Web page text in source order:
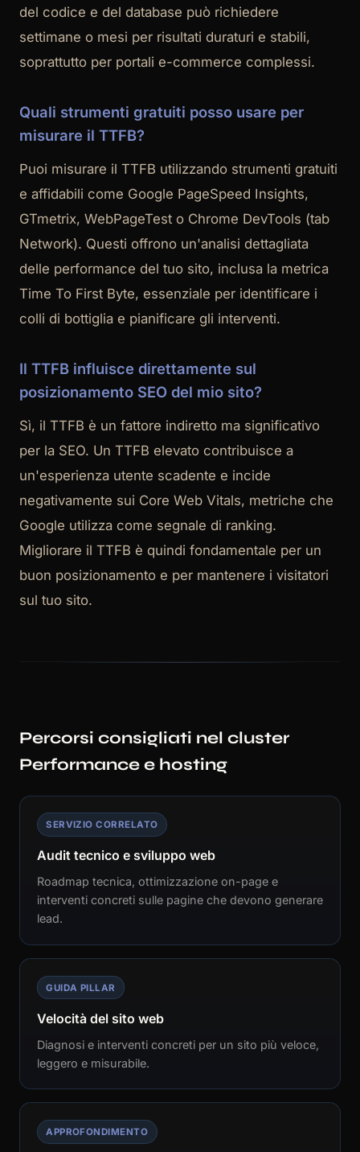
del codice e del database può richiedere
settimane o mesi per risultati duraturi e stabili,
soprattutto per portali e-commerce complessi.
Quali strumenti gratuiti posso usare per
misurare il TTFB?
Puoi misurare il TTFB utilizzando strumenti gratuiti
e affidabili come Google PageSpeed Insights,
GTmetrix, WebPageTest o Chrome DevTools (tab
Network). Questi offrono un'analisi dettagliata
delle performance del tuo sito, inclusa la metrica
Time To First Byte, essenziale per identificare i
colli di bottiglia e pianificare gli interventi.
Il TTFB influisce direttamente sul
posizionamento SEO del mio sito?
Sì, il TTFB è un fattore indiretto ma significativo
per la SEO. Un TTFB elevato contribuisce a
un'esperienza utente scadente e incide
negativamente sui Core Web Vitals, metriche che
Google utilizza come segnale di ranking.
Migliorare il TTFB è quindi fondamentale per un
buon posizionamento e per mantenere i visitatori
sul tuo sito.
Percorsi consigliati nel cluster
Performance e hosting
SERVIZIO CORRELATO
Audit tecnico e sviluppo web
Roadmap tecnica, ottimizzazione on-page e
interventi concreti sulle pagine che devono generare
lead.
GUIDA PILLAR
Velocità del sito web
Diagnosi e interventi concreti per un sito più veloce,
leggero e misurabile.
APPROFONDIMENTO